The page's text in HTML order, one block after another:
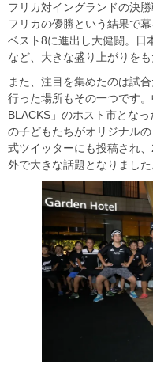
フリカ対イングランドの決
フリカの優勝という結果で
ベスト8に進出し大健闘。日
など、大きな盛り上がりをも
また、注目を集めたのは試
行った場所もその一つです
BLACKS」のホスト市とな
の子どもたちがオリジナル
式ツイッターにも投稿され
外で大きな話題となりました